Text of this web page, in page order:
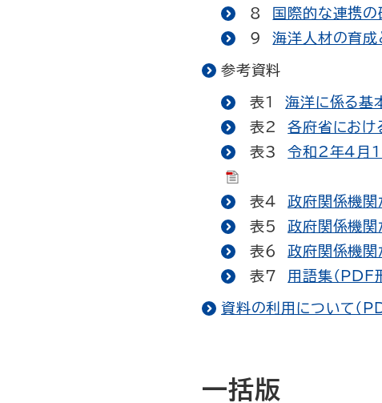
8 国際的な連携
9海洋人材の育成
参考資料
表1海洋に係る基
表2各府省におけ
表3令和2年4月1
表4政府関係機関
表5政府関係機関
表6政府関係機関
表7 用語集（PDF
資料の利用について（
一括版